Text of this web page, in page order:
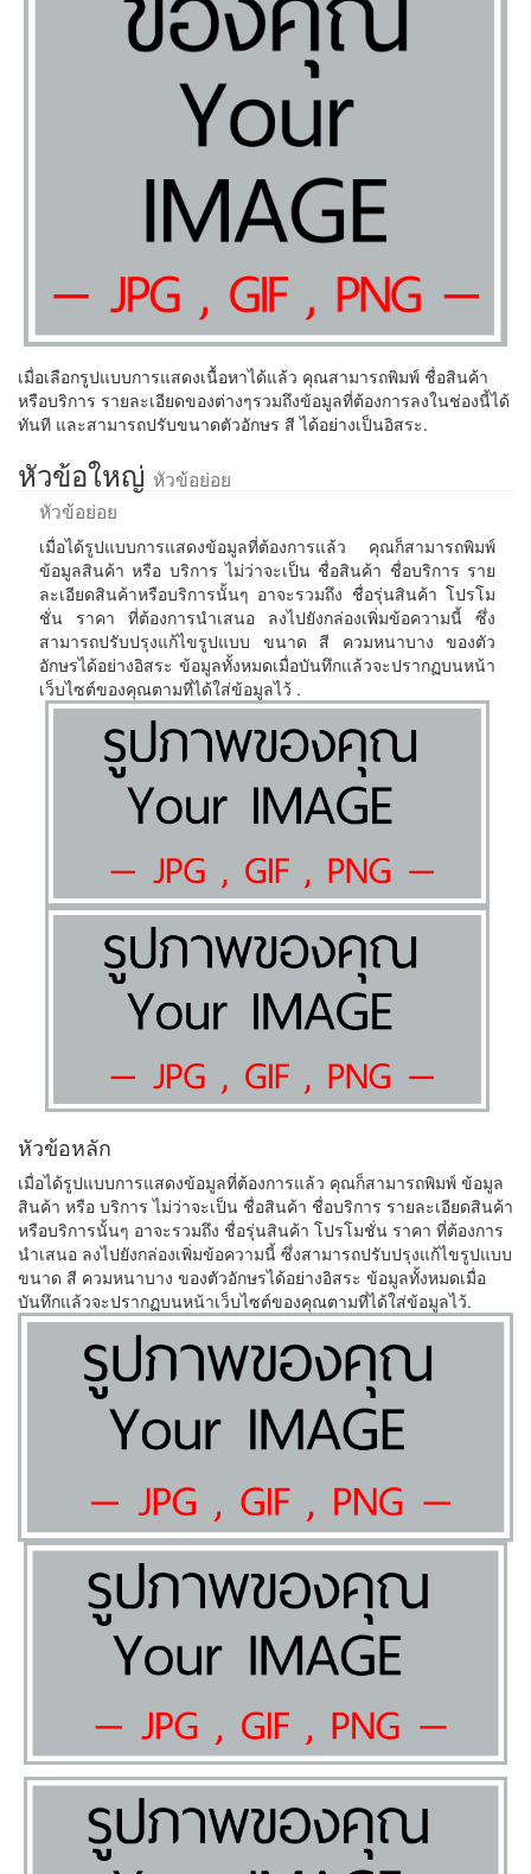
เมื่อเลือกรูปแบบการแสดงเนื้อหาได้แล้ว คุณสามารถพิมพ์ ชื่อสินค้า
หรือบริการ รายละเอียดของต่างๆรวมถึงข้อมูลที่ต้องการลงในช่องนี้ได้
ทันที และสามารถปรับขนาดตัวอักษร สี ได้อย่างเป็นอิสระ.
หัวข้อใหญ่ หัวข้อย่อย
หัวข้อย่อย
เมื่อได้รูปแบบการแสดงข้อมูลที่ต้องการแล้ว คุณก็สามารถพิมพ์
ข้อมูลสินค้า หรือ บริการ ไม่ว่าจะเป็น ชื่อสินค้า ชื่อบริการ ราย
ละเอียดสินค้าหรือบริการนั้นๆ อาจะรวมถึง ชื่อรุ่นสินค้า โปรโม
ชั่น ราคา ที่ต้องการนำเสนอ ลงไปยังกล่องเพิ่มข้อความนี้ ซึ่ง
สามารถปรับปรุงแก้ไขรูปแบบ ขนาด สี ควมหนาบาง ของตัว
อักษรได้อย่างอิสระ ข้อมูลทั้งหมดเมื่อบันทึกแล้วจะปรากฏบนหน้า
เว็บไซต์ของคุณตามที่ได้ใส่ข้อมูลไว้ .
หัวข้อหลัก
เมื่อได้รูปแบบการแสดงข้อมูลที่ต้องการแล้ว คุณก็สามารถพิมพ์ ข้อมูล
สินค้า หรือ บริการ ไม่ว่าจะเป็น ชื่อสินค้า ชื่อบริการ รายละเอียดสินค้า
หรือบริการนั้นๆ อาจะรวมถึง ชื่อรุ่นสินค้า โปรโมชั่น ราคา ที่ต้องการ
นำเสนอ ลงไปยังกล่องเพิ่มข้อความนี้ ซึ่งสามารถปรับปรุงแก้ไขรูปแบบ
ขนาด สี ควมหนาบาง ของตัวอักษรได้อย่างอิสระ ข้อมูลทั้งหมดเมื่อ
บันทึกแล้วจะปรากฏบนหน้าเว็บไซต์ของคุณตามที่ได้ใส่ข้อมูลไว้.